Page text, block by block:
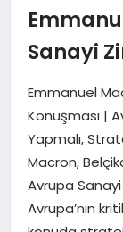
TEKNOLOJI
Sanayi
Emmanuel
Konuşması |
Yapmalı,
Macron,
Avrupa
Avrupa’nın